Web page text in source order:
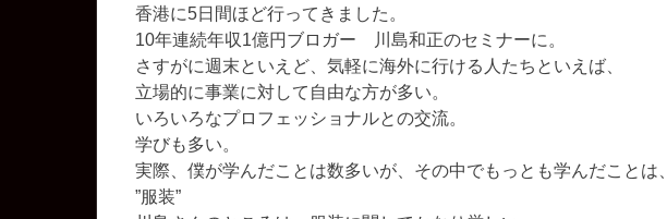
香港に5日間ほど行ってきました。
10年連続年収1億円ブロガー 川島和正のセミナーに。
さすがに週末といえど、気軽に海外に行ける人たちといえば、
立場的に事業に対して自由な方が多い。
いろいろなプロフェッショナルとの交流。
学びも多い。
実際、僕が学んだことは数多いが、その中でもっとも学んだことは、
”服装”